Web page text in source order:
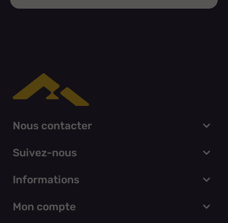
Nous contacter
Suivez-nous
Informations
Mon compte